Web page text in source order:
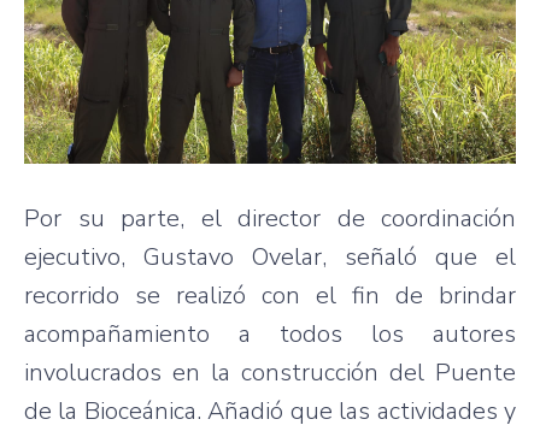
Por su parte, el director de coordinación
ejecutivo, Gustavo Ovelar, señaló que el
recorrido se realizó con el fin de brindar
acompañamiento a todos los autores
involucrados en la construcción del Puente
de la Bioceánica. Añadió que las actividades y